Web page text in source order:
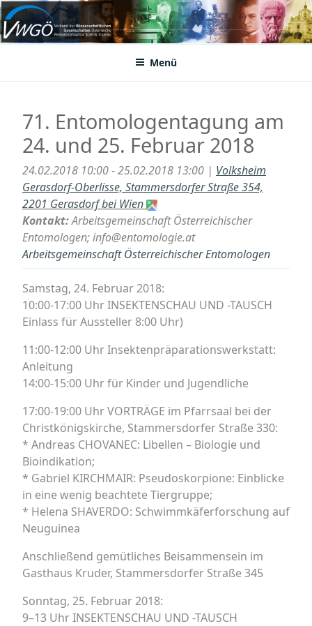
Zum
Inhalt
springenVWGÖ
Federation of Austrian Scientific Societies
Menü
71. Entomologentagung am
24. und 25. Februar 2018
24.02.2018 10:00 - 25.02.2018 13:00 | Volksheim
Gerasdorf-Oberlisse, Stammersdorfer Straße 354,
2201 Gerasdorf bei Wien
Kontakt:Arbeitsgemeinschaft Österreichischer
Entomologen; info@entomologie.at
Arbeitsgemeinschaft Österreichischer Entomologen
Samstag, 24. Februar 2018:
10:00-17:00 Uhr INSEKTENSCHAU UND -TAUSCH
Einlass für Aussteller 8:00 Uhr)
11:00-12:00 Uhr Insektenpräparationswerkstatt:
Anleitung
14:00-15:00 Uhr für Kinder und Jugendliche
17:00-19:00 Uhr VORTRÄGE im Pfarrsaal bei der
Christkönigskirche, Stammersdorfer Straße 330:
* Andreas CHOVANEC: Libellen – Biologie und
Bioindikation;
* Gabriel KIRCHMAIR: Pseudoskorpione: Einblicke
in eine wenig beachtete Tiergruppe;
* Helena SHAVERDO: Schwimmkäferforschung auf
Neuguinea
Anschließend gemütliches Beisammensein im
Gasthaus Kruder, Stammersdorfer Straße 345
Sonntag, 25. Februar 2018:
9–13 Uhr INSEKTENSCHAU UND -TAUSCH